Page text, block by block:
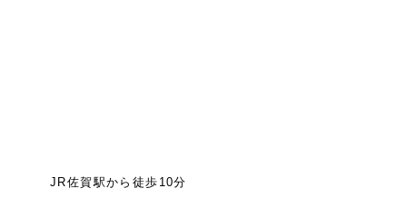
JR佐賀駅から徒歩10分